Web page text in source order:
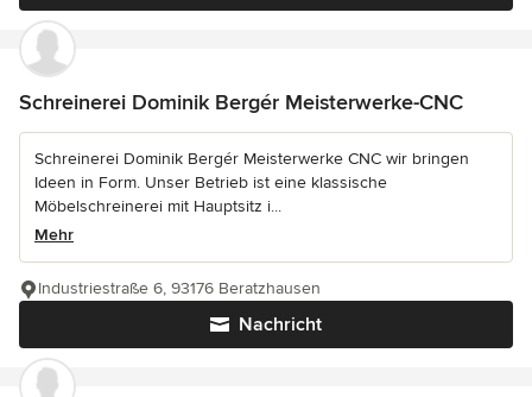
Schreinerei Dominik Bergér Meisterwerke-CNC
Schreinerei Dominik Bergér Meisterwerke CNC wir bringen
Ideen in Form. Unser Betrieb ist eine klassische
Möbelschreinerei mit Hauptsitz i...
Mehr
Nachricht
Industriestraße 6, 93176 Beratzhausen